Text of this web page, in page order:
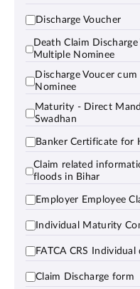
Discharge Voucher
Death Claim
Multiple Nominee
Discharge Voucer
Nominee
Maturity - Direct
Swadhan
Banker Certificate for
Claim related
floods in Bihar
Employer Employee
Individual Maturity
FATCA CRS
Claim Discharge form